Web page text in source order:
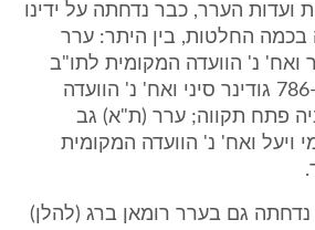
ועדות הערר, כבר נדחתה על ידינו
בכמה החלטות, בין היתר: ערר
ואח' נ' הוועדה המקומית לתו"ב
נתניה; ערר 786-929/04 גודינר סיני ואח' נ' הוועדה
פתח תקווה; ערר (ת"א) גב
סמי ויעל ואח' נ' הוועדה המקומית
נדחתה גם בערר רומאן ברג (להלן)